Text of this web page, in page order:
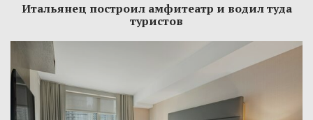
Итальянец построил амфитеатр и водил туда
туристов